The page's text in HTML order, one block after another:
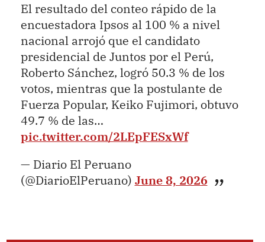
El resultado del conteo rápido de la
encuestadora Ipsos al 100 % a nivel
nacional arrojó que el candidato
presidencial de Juntos por el Perú,
Roberto Sánchez, logró 50.3 % de los
votos, mientras que la postulante de
Fuerza Popular, Keiko Fujimori, obtuvo
49.7 % de las…
pic.twitter.com/2LEpFESxWf
— Diario El Peruano
(@DiarioElPeruano) June 8, 2026